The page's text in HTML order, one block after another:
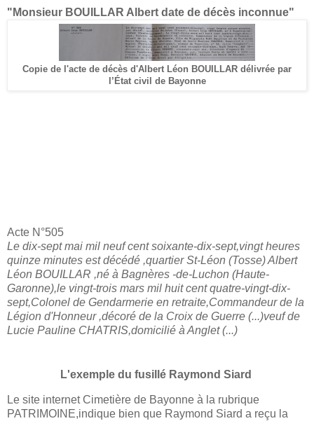
"Monsieur BOUILLAR Albert date de décès inconnue"
Copie de l'acte de décès d'Albert Léon BOUILLAR délivrée par
l’État civil de Bayonne
Acte N°505
Le dix-sept mai mil neuf cent soixante-dix-sept,vingt heures
quinze minutes est décédé ,quartier St-Léon (Tosse) Albert
Léon BOUILLAR ,né à Bagnères -de-Luchon (Haute-
Garonne),le vingt-trois mars mil huit cent quatre-vingt-dix-
sept,Colonel de Gendarmerie en retraite,Commandeur de la
Légion d'Honneur ,décoré de la Croix de Guerre (...)veuf de
Lucie Pauline CHATRIS,domicilié à Anglet (...)
L'exemple du fusillé Raymond Siard
Le site internet Cimetière de Bayonne à la rubrique
PATRIMOINE,indique bien que Raymond Siard a reçu la